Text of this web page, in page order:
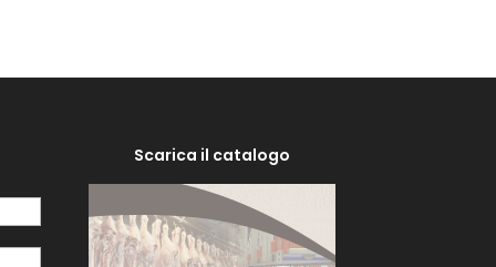
Scarica il catalogo